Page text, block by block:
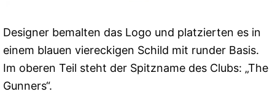
Designer bemalten das Logo und platzierten es in
einem blauen viereckigen Schild mit runder Basis.
Im oberen Teil steht der Spitzname des Clubs: „The
Gunners“.